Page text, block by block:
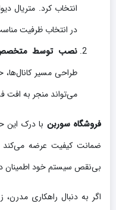
انتخاب کرد. متریال
در انتخاب ظرفیت
نصب توسط
طراحی مسیر کانال‌ها،
می‌تواند منجر به افت
فروشگاه سوربن با درک این
ضمانت کیفیت عرضه می‌کند
بی‌نقص سیستم خود اطمینان
اگر به دنبال راهکاری مدرن،